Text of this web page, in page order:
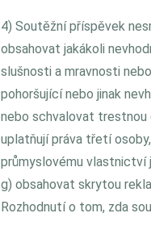
4) Soutěžní příspěvek
obsahovat jakákoli
slušnosti a mravnosti
pohoršující nebo jinak
nebo schvalovat trestnou
uplatňují práva třetí
průmyslovému vlastnictví
g) obsahovat skrytou
Rozhodnutí o tom, zda